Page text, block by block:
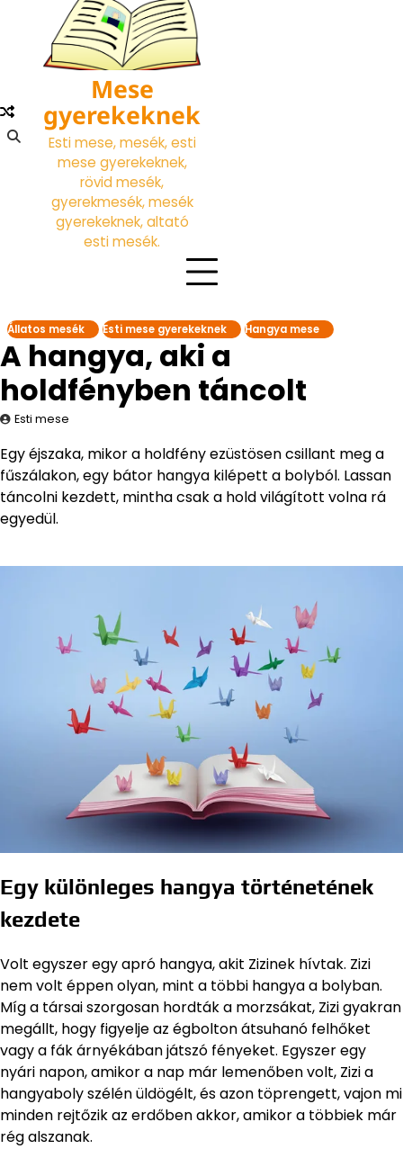
content
Mese
gyerekeknek
Esti mese, mesék, esti
mese gyerekeknek,
rövid mesék,
gyerekmesék, mesék
gyerekeknek, altató
esti mesék.
Állatos mesék Esti mese gyerekeknek Hangya mese
A hangya, aki a
holdfényben táncolt
Esti mese
Egy éjszaka, mikor a holdfény ezüstösen csillant meg a
fűszálakon, egy bátor hangya kilépett a bolyból. Lassan
táncolni kezdett, mintha csak a hold világított volna rá
egyedül.
Egy különleges hangya történetének
kezdete
Volt egyszer egy apró hangya, akit Zizinek hívtak. Zizi
nem volt éppen olyan, mint a többi hangya a bolyban.
Míg a társai szorgosan hordták a morzsákat, Zizi gyakran
megállt, hogy figyelje az égbolton átsuhanó felhőket
vagy a fák árnyékában játszó fényeket. Egyszer egy
nyári napon, amikor a nap már lemenőben volt, Zizi a
hangyaboly szélén üldögélt, és azon töprengett, vajon mi
minden rejtőzik az erdőben akkor, amikor a többiek már
rég alszanak.